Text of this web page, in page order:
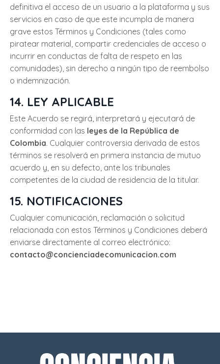
definitiva el acceso de un usuario a la plataforma y sus
servicios en caso de que este incumpla de manera
grave estos Términos y Condiciones (tales como
piratear material, compartir credenciales de acceso o
incurrir en conductas de falta de respeto en las
comunidades), sin derecho a ningún tipo de reembolso
o indemnización.
14. LEY APLICABLE
Este Acuerdo se regirá, interpretará y ejecutará de
conformidad con las leyes de la República de
Colombia. Cualquier controversia derivada de estos
términos se resolverá en primera instancia de mutuo
acuerdo y, en su defecto, ante los tribunales
competentes de la ciudad de residencia de la titular.
15. NOTIFICACIONES
Cualquier comunicación, reclamación o solicitud
relacionada con estos Términos y Condiciones deberá
enviarse directamente al correo electrónico:
contacto@concienciadecomunicacion.com